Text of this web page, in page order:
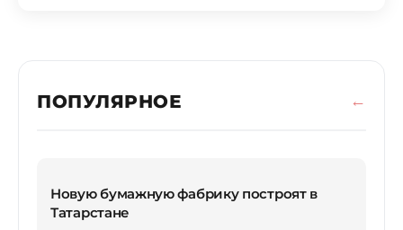
ПОПУЛЯРНОЕ
Новую бумажную фабрику построят в
Татарстане